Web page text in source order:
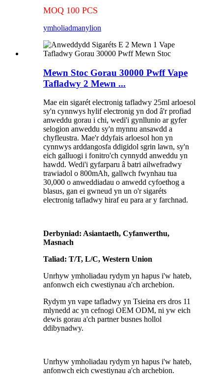
MOQ 100 PCS
ymholiadmanylion
Mewn Stoc Gorau 30000 Pwff Vape
Tafladwy 2 Mewn ...
Mae ein sigarét electronig tafladwy 25ml arloesol
sy'n cynnwys hylif electronig yn dod â'r profiad
anweddu gorau i chi, wedi'i gynllunio ar gyfer
selogion anweddu sy'n mynnu ansawdd a
chyfleustra. Mae'r ddyfais arloesol hon yn
cynnwys arddangosfa ddigidol sgrin lawn, sy'n
eich galluogi i fonitro'ch cynnydd anweddu yn
hawdd. Wedi'i gyfarparu â batri ailwefradwy
trawiadol o 800mAh, gallwch fwynhau tua
30,000 o anweddiadau o anwedd cyfoethog a
blasus, gan ei gwneud yn un o'r sigaréts
electronig tafladwy hiraf eu para ar y farchnad.
Derbyniad: Asiantaeth, Cyfanwerthu,
Masnach
Taliad: T/T, L/C, Western Union
Unrhyw ymholiadau rydym yn hapus i'w hateb,
anfonwch eich cwestiynau a'ch archebion.
Rydym yn vape tafladwy yn Tsieina ers dros 11
mlynedd ac yn cefnogi OEM ODM, ni yw eich
dewis gorau a'ch partner busnes hollol
ddibynadwy.
Unrhyw ymholiadau rydym yn hapus i'w hateb,
anfonwch eich cwestiynau a'ch archebion.